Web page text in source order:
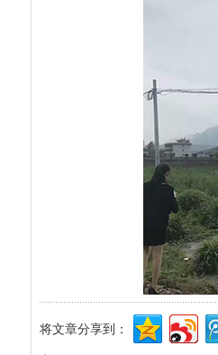
将文章分享到：